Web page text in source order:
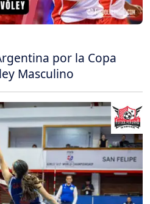
por la Copa
Masculino